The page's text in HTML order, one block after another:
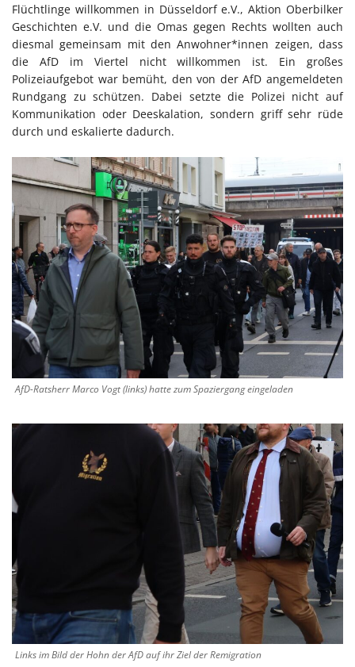
Flüchtlinge willkommen in Düsseldorf e.V., Aktion Oberbilker
Geschichten e.V. und die Omas gegen Rechts wollten auch
diesmal gemeinsam mit den Anwohner*innen zeigen, dass
die AfD im Viertel nicht willkommen ist. Ein großes
Polizeiaufgebot war bemüht, den von der AfD angemeldeten
Rundgang zu schützen. Dabei setzte die Polizei nicht auf
Kommunikation oder Deeskalation, sondern griff sehr rüde
durch und eskalierte dadurch.
AfD-Ratsherr Marco Vogt (links) hatte zum Spaziergang eingeladen
Links im Bild der Hohn der AfD auf ihr Ziel der Remigration